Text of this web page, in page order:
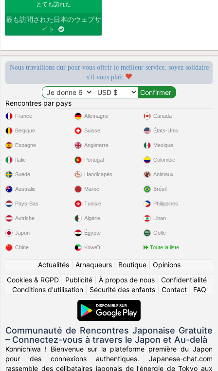
とても訪れた
最も訪問された日本のウェブサ
イト
Nous travaillons dur pour vous offrir le meilleur service, soyez solidaire
s'il vous plaît
Rencontres par pays
France
Belgique
Espagne
Italie
Suède
Allemagne
Suisse
Angleterre
Portugal
Handicapés
Canada
États-Unis
Mexique
Colombie
Animaux
Australie
Pays-Bas
Autriche
Japon
Chine
Maroc
Tunisie
Algérie
Égypte
Koweït
Brésil
Philippines
Liban
Golfe
Toute la liste
Actualités| Arnaqueurs| Boutique| Opinions
Cookies & RGPD
Publicité À propos de nous Confidentialité
Conditions d'utilisation| Sécurité des enfants| Contact| FAQ
Communauté de Rencontres Japonaise Gratuite
– Connectez-vous à travers le Japon et Au-delà
Konnichiwa ! Bienvenue sur la plateforme première du Japon
pour des connexions authentiques. Japanese-chat.com
rassemble des célibataires japonais de l'énergie de Tokyo aux